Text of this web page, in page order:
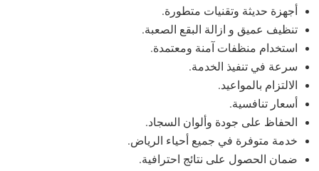
أجهزة حديثة وتقنيات متطورة.
تنظيف عميق و ازالة البقع الصعبة.
استخدام منظفات آمنة ومعتمدة.
سرعة في تنفيذ الخدمة.
الالتزام بالمواعيد.
أسعار تنافسية.
الحفاظ على جودة وألوان السجاد.
خدمة متوفرة في جميع أحياء الرياض.
ضمان الحصول على نتائج احترافية.